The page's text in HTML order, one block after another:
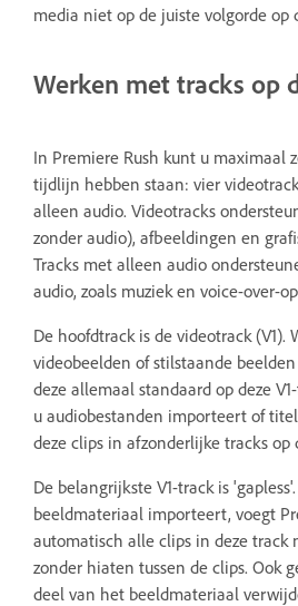
media niet op de juiste volgorde
Werken met tracks op
In Premiere Rush kunt u maximaal
tijdlijn hebben staan: vier
alleen audio. Videotracks
zonder audio), afbeeldingen en
Tracks met alleen audio
audio, zoals muziek en voice-over-
De hoofdtrack is de videotrack (V1).
videobeelden of stilstaande
deze allemaal standaard op deze
u audiobestanden importeert of
deze clips in afzonderlijke tracks
De belangrijkste V1-track is
beeldmateriaal importeert, voegt
automatisch alle clips in deze track
zonder hiaten tussen de clips. Ook
deel van het beeldmateriaal